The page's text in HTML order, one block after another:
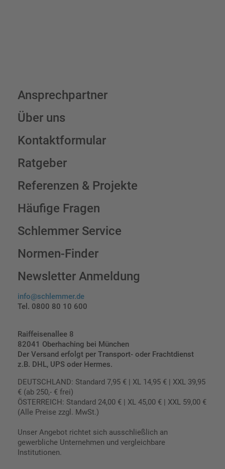
Ansprechpartner
Über uns
Kontaktformular
Ratgeber
Referenzen & Projekte
Häufige Fragen
Schlemmer Service
Normen-Finder
Newsletter Anmeldung
info@schlemmer.de
Tel. 0800 80 10 600
Raiffeisenallee 8
82041 Oberhaching bei München
Der Versand erfolgt per Transport- oder Frachtdienst
z.B. DHL, UPS oder Hermes.
DEUTSCHLAND: Standard 7,95 € | XL 14,95 € | XXL 39,95
€ (ab 250,- € frei)
ÖSTERREICH: Standard 24,00 € | XL 45,00 € | XXL 59,00 €
(Alle Preise zzgl. MwSt.)
Unser Angebot richtet sich ausschließlich an
gewerbliche Unternehmen und vergleichbare
Institutionen.